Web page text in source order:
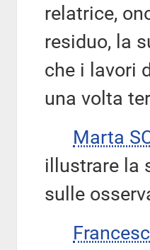
relatrice,
residuo, la
che i lavori
una volta
Marta
illustrare la
sulle